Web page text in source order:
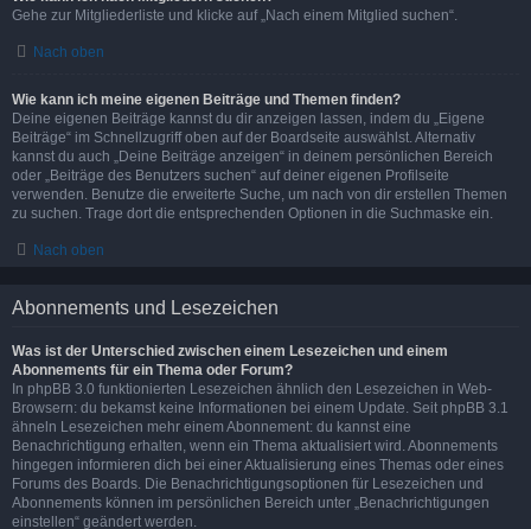
Gehe zur Mitgliederliste und klicke auf „Nach einem Mitglied suchen“.
Nach oben
Wie kann ich meine eigenen Beiträge und Themen finden?
Deine eigenen Beiträge kannst du dir anzeigen lassen, indem du „Eigene
Beiträge“ im Schnellzugriff oben auf der Boardseite auswählst. Alternativ
kannst du auch „Deine Beiträge anzeigen“ in deinem persönlichen Bereich
oder „Beiträge des Benutzers suchen“ auf deiner eigenen Profilseite
verwenden. Benutze die erweiterte Suche, um nach von dir erstellen Themen
zu suchen. Trage dort die entsprechenden Optionen in die Suchmaske ein.
Nach oben
Abonnements und Lesezeichen
Was ist der Unterschied zwischen einem Lesezeichen und einem
Abonnements für ein Thema oder Forum?
In phpBB 3.0 funktionierten Lesezeichen ähnlich den Lesezeichen in Web-
Browsern: du bekamst keine Informationen bei einem Update. Seit phpBB 3.1
ähneln Lesezeichen mehr einem Abonnement: du kannst eine
Benachrichtigung erhalten, wenn ein Thema aktualisiert wird. Abonnements
hingegen informieren dich bei einer Aktualisierung eines Themas oder eines
Forums des Boards. Die Benachrichtigungsoptionen für Lesezeichen und
Abonnements können im persönlichen Bereich unter „Benachrichtigungen
einstellen“ geändert werden.